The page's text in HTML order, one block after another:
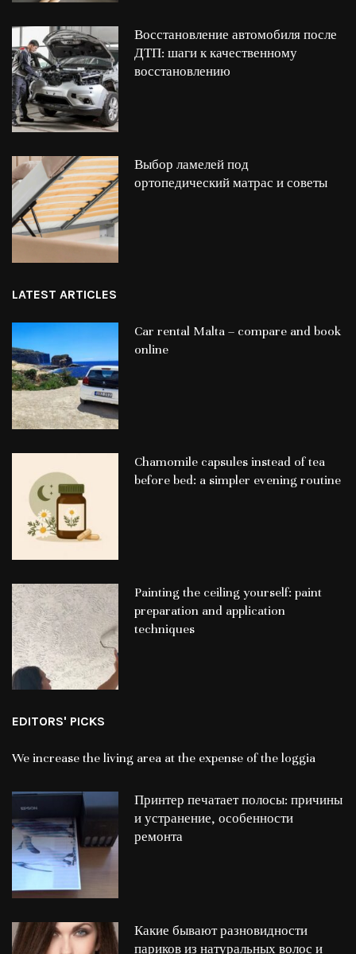
Восстановление автомобиля после
ДТП: шаги к качественному
восстановлению
Выбор ламелей под
ортопедический матрас и советы
LATEST ARTICLES
Car rental Malta – compare and book
online
Chamomile capsules instead of tea
before bed: a simpler evening routine
Painting the ceiling yourself: paint
preparation and application
techniques
EDITORS' PICKS
We increase the living area at the expense of the loggia
Принтер печатает полосы: причины
и устранение, особенности
ремонта
Какие бывают разновидности
париков из натуральных волос и